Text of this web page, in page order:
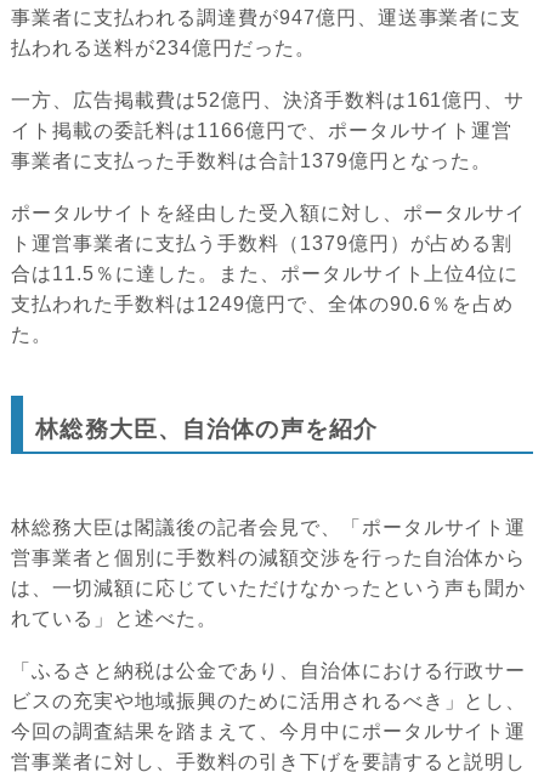
事業者に支払われる調達費が947億円、運送事業者に支
払われる送料が234億円だった。
一方、広告掲載費は52億円、決済手数料は161億円、サ
イト掲載の委託料は1166億円で、ポータルサイト運営
事業者に支払った手数料は合計1379億円となった。
ポータルサイトを経由した受入額に対し、ポータルサイ
ト運営事業者に支払う手数料（1379億円）が占める割
合は11.5％に達した。また、ポータルサイト上位4位に
支払われた手数料は1249億円で、全体の90.6％を占め
た。
林総務大臣、自治体の声を紹介
林総務大臣は閣議後の記者会見で、「ポータルサイト運
営事業者と個別に手数料の減額交渉を行った自治体から
は、一切減額に応じていただけなかったという声も聞か
れている」と述べた。
「ふるさと納税は公金であり、自治体における行政サー
ビスの充実や地域振興のために活用されるべき」とし、
今回の調査結果を踏まえて、今月中にポータルサイト運
営事業者に対し、手数料の引き下げを要請すると説明し